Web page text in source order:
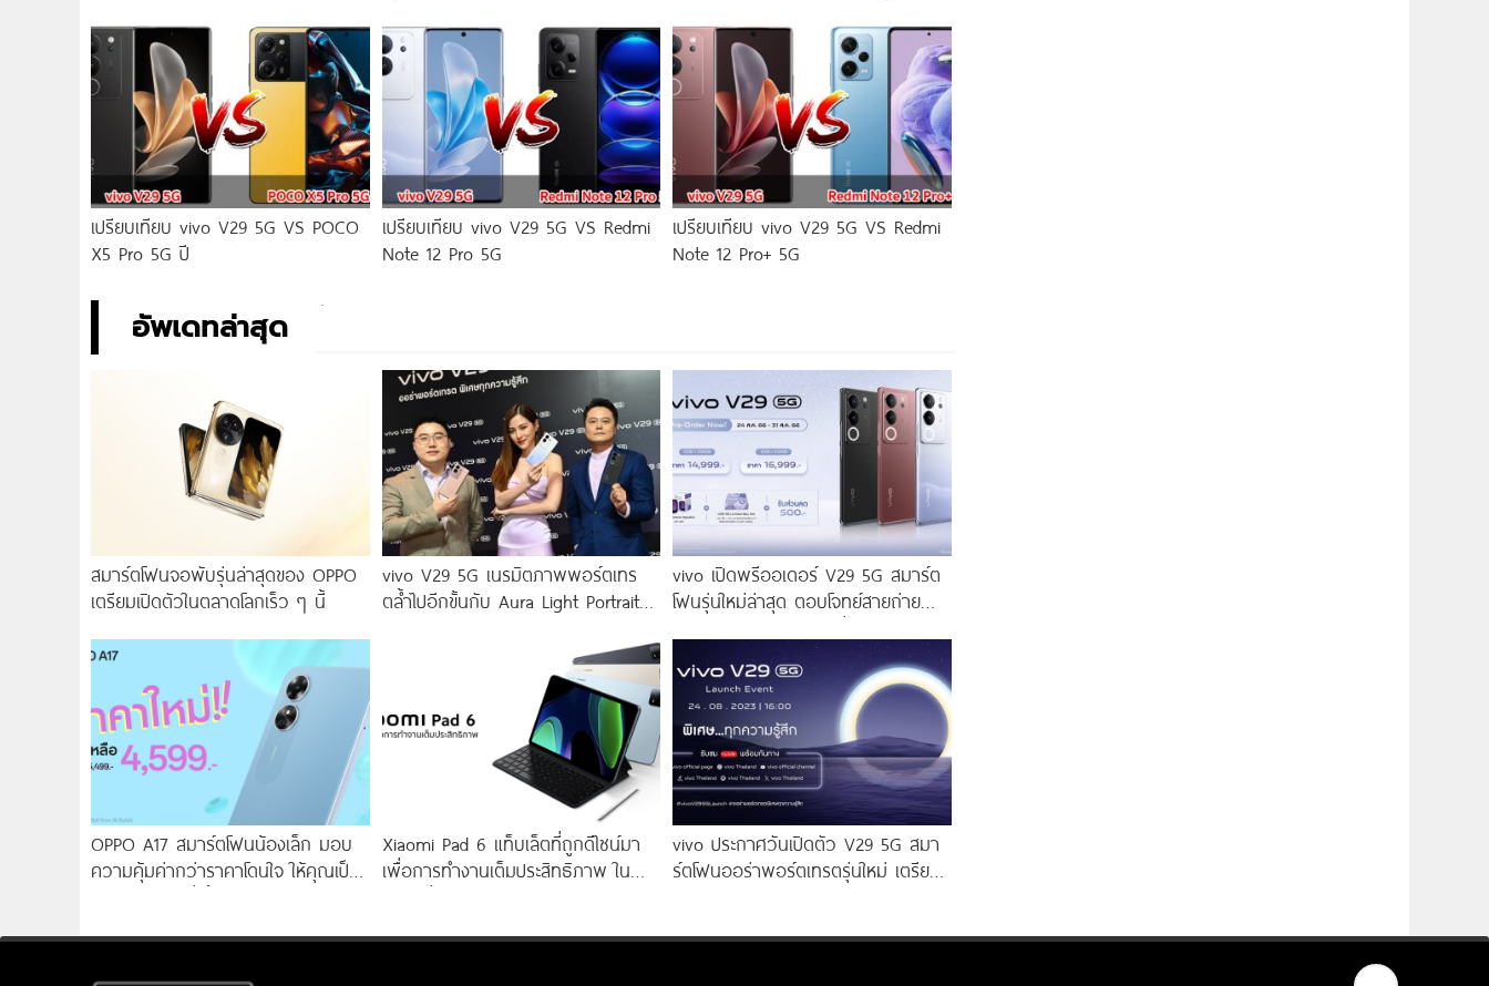
เปรียบเทียบ vivo V29 5G VS POCO
X5 Pro 5G ปี
เปรียบเทียบ vivo V29 5G VS Redmi
Note 12 Pro 5G
เปรียบเทียบ vivo V29 5G VS Redmi
Note 12 Pro+ 5G
อัพเดทล่าสุด
สมาร์ตโฟนจอพับรุ่นล่าสุดของ OPPO
เตรียมเปิดตัวในตลาดโลกเร็ว ๆ นี้
vivo V29 5G เนรมิตภาพพอร์ตเทร
ตล้ำไปอีกขั้นกับ Aura Light Portrait
vivo เปิดพรีออเดอร์ V29 5G สมาร์ต
โฟนรุ่นใหม่ล่าสุด ตอบโจทย์สายถ่าย
14,999 บาท จัดเต็มกับโปรโมชันพิเศษ
ก่อนใคร
OPPO A17 สมาร์ตโฟนน้องเล็ก มอบ
ความคุ้มค่ากว่าราคาโดนใจ ให้คุณเป็น
Xiaomi Pad 6 แท็บเล็ตที่ถูกดีไซน์มา
เพื่อการทำงานเต็มประสิทธิภาพ ใน
vivo ประกาศวันเปิดตัว V29 5G สมา
ร์ตโฟนออร่าพอร์ตเทรตรุ่นใหม่ เตรียม